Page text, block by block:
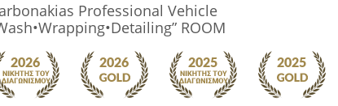
Professional Vehicle
ROOM